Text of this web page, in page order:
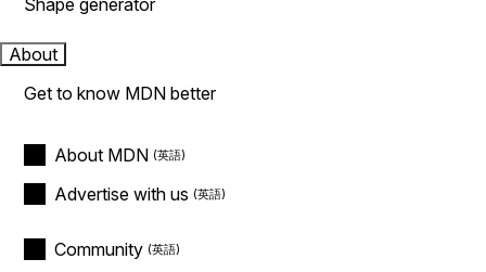
Shape generator
About
Get to know MDN better
About MDN
Advertise with us
Community